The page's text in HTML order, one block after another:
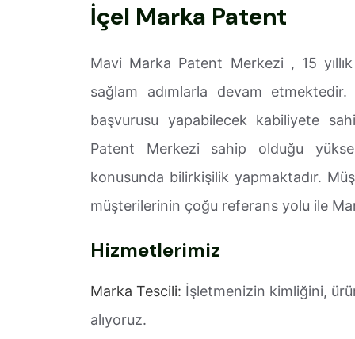
İçel Marka Patent
Mavi Marka Patent Merkezi , 15
sağlam adımlarla devam
başvurusu yapabilecek kabiliyete
Patent Merkezi sahip olduğu
konusunda bilirkişilik yapmaktadır.
müşterilerinin çoğu referans yolu ile
Hizmetlerimiz
Marka Tescili: İşletmenizin kimliğini,
alıyoruz.